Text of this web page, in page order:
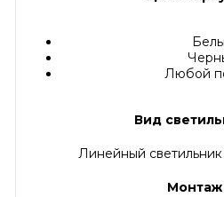
Любой
Вид
Линейный
Монтаж